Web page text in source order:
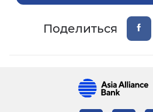
Поделиться